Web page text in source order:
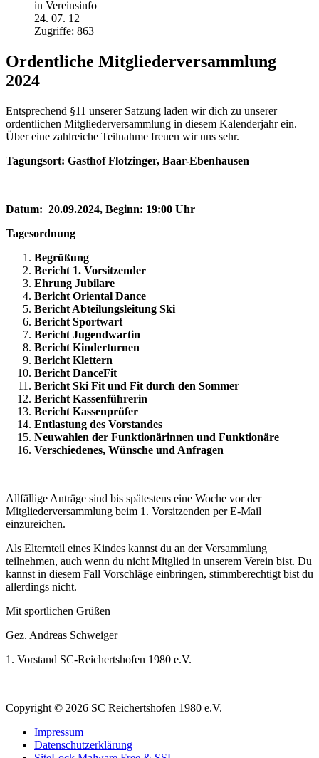
in Vereinsinfo
24. 07. 12
Zugriffe: 863
Ordentliche Mitgliederversammlung
2024
Entsprechend §11 unserer Satzung laden wir dich zu unserer
ordentlichen Mit­glieder­ver­sammlung in diesem Kalenderjahr ein.
Über eine zahlreiche Teilnahme freuen wir uns sehr.
Tagungsort: Gasthof Flotzinger, Baar-Ebenhausen
Datum: 20.09.2024, Beginn: 19:00 Uhr
Tagesordnung
Begrüßung
Bericht 1. Vorsitzender
Ehrung Jubilare
Bericht Oriental Dance
Bericht Abteilungsleitung Ski
Bericht Sportwart
Bericht Jugendwartin
Bericht Kinderturnen
Bericht Klettern
Bericht DanceFit
Bericht Ski Fit und Fit durch den Sommer
Bericht Kassenführerin
Bericht Kassenprüfer
Entlastung des Vorstandes
Neuwahlen der Funktionärinnen und Funktionäre
Verschiedenes, Wünsche und Anfragen
Allfällige Anträge sind bis spätestens eine Woche vor der
Mitgliederversammlung beim 1. Vor­sitzenden per E-Mail
einzureichen.
Als Elternteil eines Kindes kannst du an der Versammlung
teilnehmen, auch wenn du nicht Mitglied in unserem Verein bist. Du
kannst in diesem Fall Vorschläge einbringen, stimmberechtigt bist du
allerdings nicht.
Mit sportlichen Grüßen
Gez. Andreas Schweiger
1. Vorstand SC-Reichertshofen 1980 e.V.
Copyright © 2026 SC Reichertshofen 1980 e.V.
Impressum
Datenschutzerklärung